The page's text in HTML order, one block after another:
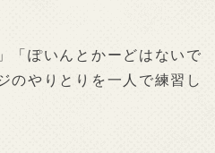
「ぽいんとかーどはないで
のやりとりを一人で練習し